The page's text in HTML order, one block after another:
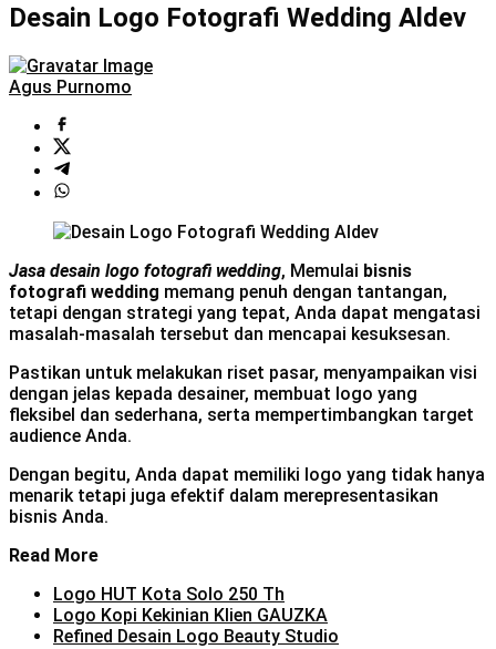
Desain Logo Fotografi Wedding Aldev
Agus Purnomo
Jasa desain logo fotografi wedding, Memulai bisnis
fotografi wedding memang penuh dengan tantangan,
tetapi dengan strategi yang tepat, Anda dapat mengatasi
masalah-masalah tersebut dan mencapai kesuksesan.
Pastikan untuk melakukan riset pasar, menyampaikan visi
dengan jelas kepada desainer, membuat logo yang
fleksibel dan sederhana, serta mempertimbangkan target
audience Anda.
Dengan begitu, Anda dapat memiliki logo yang tidak hanya
menarik tetapi juga efektif dalam merepresentasikan
bisnis Anda.
Read More
Logo HUT Kota Solo 250 Th
Logo Kopi Kekinian Klien GAUZKA
Refined Desain Logo Beauty Studio